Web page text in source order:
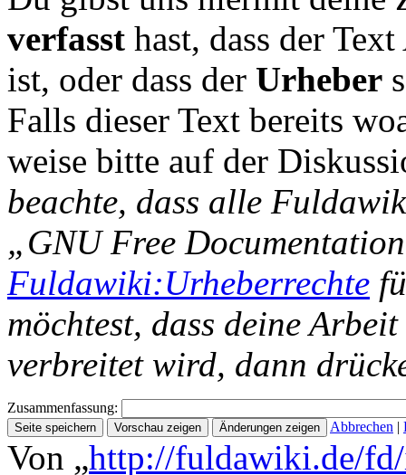
verfasst hast, dass der
ist, oder dass der Urheber
Falls dieser Text bereits
weise bitte auf der
beachte, dass alle
„GNU Free
Fuldawiki:Urheberrechte
möchtest, dass deine
verbreitet wird, dann
Zusammenfassung:
Abbrechen |
Von „http://fuldawiki.de/